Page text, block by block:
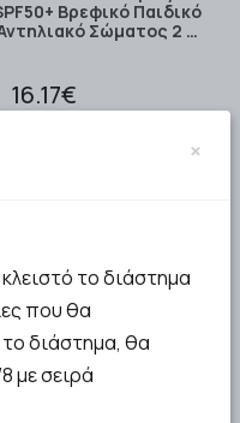
Βρεφικό Παιδικό
Σώματος 2 …
16.17€
×
το διάστημα
που θα
διάστημα, θα
με σειρά